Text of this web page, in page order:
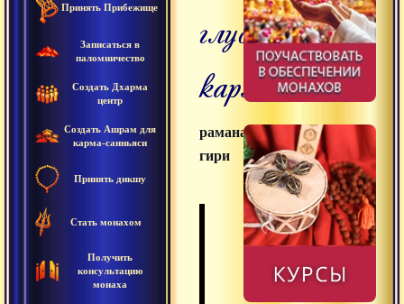
Принять Прибежище
Записаться в
паломничество
Создать Дхарма
центр
Создать Ашрам для
карма-санньяси
Принять дикшу
Стать монахом
Получить
консультацию
монаха
глубинные
кармы
раманатха
гири